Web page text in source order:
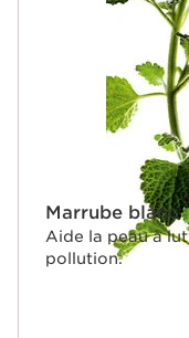
Marrube blanc
Aide la peau à
pollution.